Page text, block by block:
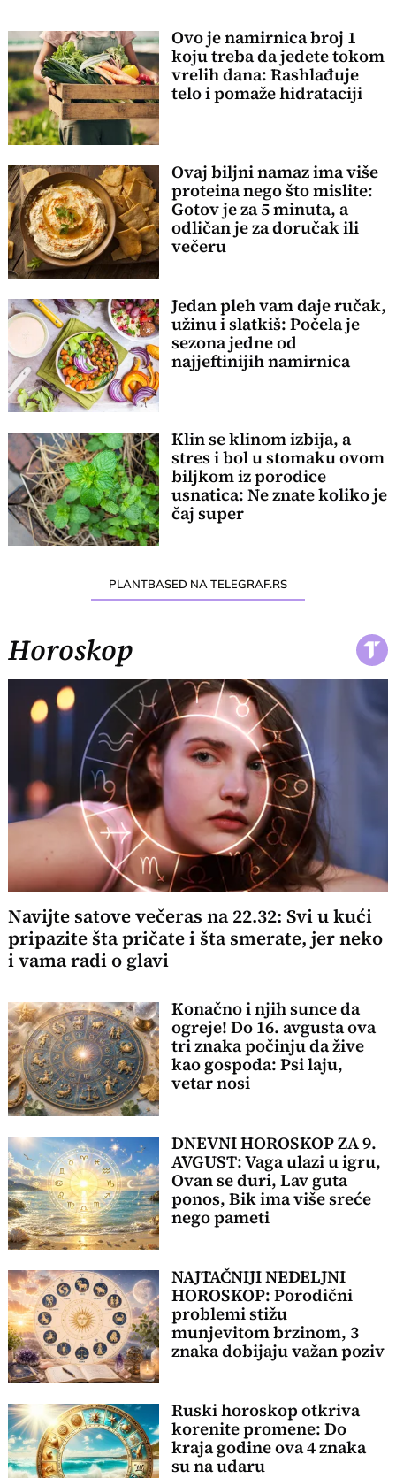
Ovo je namirnica broj 1
koju treba da jedete tokom
vrelih dana: Rashlađuje
telo i pomaže hidrataciji
Ovaj biljni namaz ima više
proteina nego što mislite:
Gotov je za 5 minuta, a
odličan je za doručak ili
večeru
Jedan pleh vam daje ručak,
užinu i slatkiš: Počela je
sezona jedne od
najjeftinijih namirnica
Klin se klinom izbija, a
stres i bol u stomaku ovom
biljkom iz porodice
usnatica: Ne znate koliko je
čaj super
PLANTBASED NA TELEGRAF.RS
Horoskop
Navijte satove večeras na 22.32: Svi u kući
pripazite šta pričate i šta smerate, jer neko
i vama radi o glavi
Konačno i njih sunce da
ogreje! Do 16. avgusta ova
tri znaka počinju da žive
kao gospoda: Psi laju,
vetar nosi
DNEVNI HOROSKOP ZA 9.
AVGUST: Vaga ulazi u igru,
Ovan se duri, Lav guta
ponos, Bik ima više sreće
nego pameti
NAJTAČNIJI NEDELJNI
HOROSKOP: Porodični
problemi stižu
munjevitom brzinom, 3
znaka dobijaju važan poziv
Ruski horoskop otkriva
korenite promene: Do
kraja godine ova 4 znaka
su na udaru